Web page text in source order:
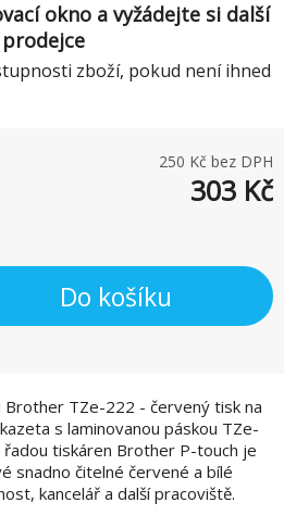
Brother TZe-222 - červený tisk na
s laminovanou páskou TZe-
tiskáren Brother P-touch je
snadno čitelné červené a bílé
kancelář a další pracoviště.
250 Kč bez DPH
303 Kč
Do košíku
okno a vyžádejte si další
zboží, pokud není ihned